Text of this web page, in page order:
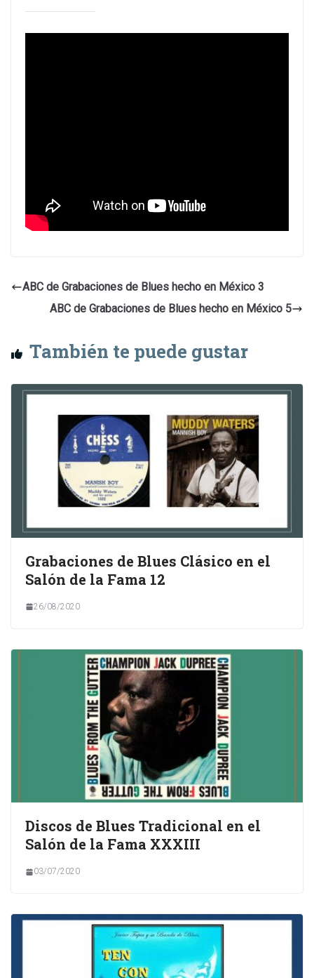
ABC de Grabaciones de Blues hecho en México 3
ABC de Grabaciones de Blues hecho en México 5
También te puede gustar
Grabaciones de Blues Clásico en el
Salón de la Fama 12
26/08/2020
Discos de Blues Tradicional en el
Salón de la Fama XXXIII
03/07/2020